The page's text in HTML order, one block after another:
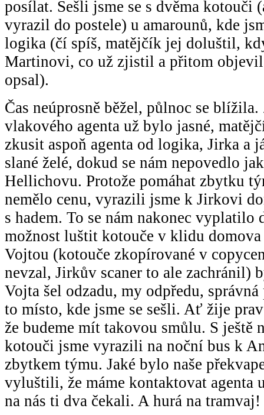
posílat. Sešli jsme se s dvěma kotouči
vyrazil do postele) u amarounů, kde
logika (čí spíš, matějčík jej doluštil,
Martinovi, co už zjistil a přitom
opsal).
Čas neúprosně běžel, půlnoc se blížila.
vlakového agenta už bylo jasné,
zkusit aspoň agenta od logika, Jirka a
slané želé, dokud se nám nepovedlo
Hellichovu. Protože pomáhat zbytku
nemělo cenu, vyrazili jsme k Jirkovi
s hadem. To se nám nakonec vyplatilo
možnost luštit kotouče v klidu domova
Vojtou (kotouče zkopírované v
nevzal, Jirkův scaner to ale zachránil)
Vojta šel odzadu, my odpředu,
to místo, kde jsme se sešli. Ať žije
že budeme mít takovou smůlu. S ještě
kotouči jsme vyrazili na noční bus k
zbytkem týmu. Jaké bylo naše
vyluštili, že máme kontaktovat agenta
na nás ti dva čekali. A hurá na tramvaj!